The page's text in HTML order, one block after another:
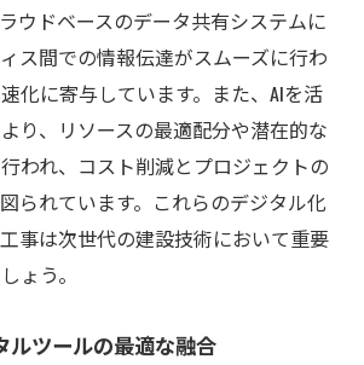
ウドベースのデータ共有システムに
ス間での情報伝達がスムーズに行わ
化に寄与しています。また、AIを活
り、リソースの最適配分や潜在的な
われ、コスト削減とプロジェクトの
られています。これらのデジタル化
事は次世代の建設技術において重要
ょう。
ルツールの最適な融合